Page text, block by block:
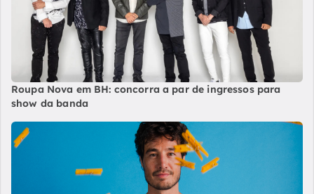
Roupa Nova em BH: concorra a par de ingressos para
show da banda